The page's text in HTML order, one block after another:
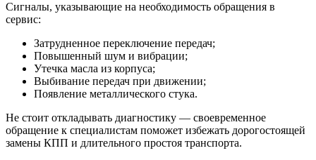
Сигналы, указывающие на необходимость обращения в
сервис:
Затрудненное переключение передач;
Повышенный шум и вибрации;
Утечка масла из корпуса;
Выбивание передач при движении;
Появление металлического стука.
Не стоит откладывать диагностику — своевременное
обращение к специалистам поможет избежать дорогостоящей
замены КПП и длительного простоя транспорта.